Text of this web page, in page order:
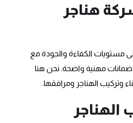
هناجر
مستويات الكفاءة والجودة مع
وضمانات مهنية واضحة. نحن هنا
وتركيب الهناجر ومرافقها.